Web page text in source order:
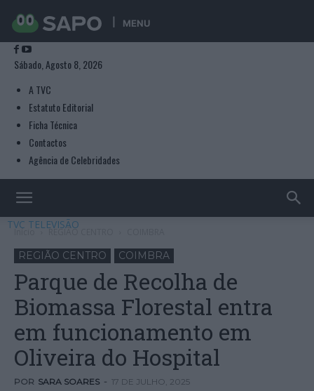
MENU
Sábado, Agosto 8, 2026
A TVC
Estatuto Editorial
Ficha Técnica
Contactos
Agência de Celebridades
TVC TELEVISÃO
Início REGIÃO CENTRO
REGIÃO CENTRO COIMBRA
Parque de Recolha de
Biomassa Florestal entra
em funcionamento em
Oliveira do Hospital
POR SARA SOARES - 17 DE JULHO, 2025